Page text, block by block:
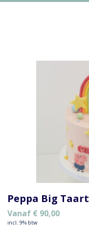
Peppa Big Taart
Vanaf € 90,00
incl. 9% btw